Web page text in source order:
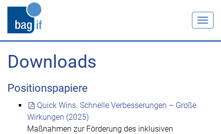
Downloads
Positionspapiere
Quick Wins. Schnelle Verbesserungen – Große
Wirkungen (2025)
Maßnahmen zur Förderung des inklusiven